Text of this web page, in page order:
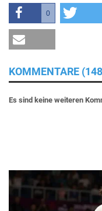
0
KOMMENTARE
Es sind keine weiteren